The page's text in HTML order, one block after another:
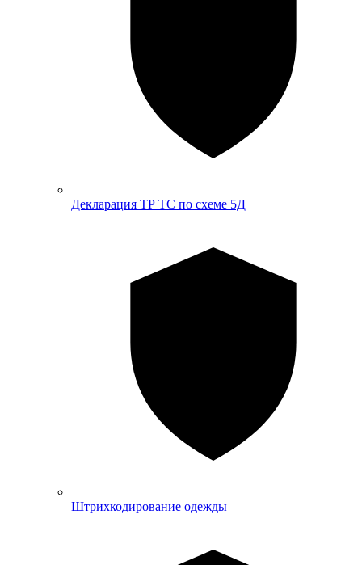
Декларация ТР ТС по схеме 5Д
Штрихкодирование одежды